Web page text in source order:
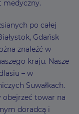
medyczny.
po całej
Gdańsk
znaleźć w
kraju. Nasze
– w
Suwałkach.
obejrzeć towar na
doradcą i